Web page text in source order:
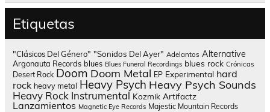
Etiquetas
"Clásicos Del Género" "Sonidos Del Ayer" Adelantos Alternative
Argonauta Records blues Blues Funeral Recordings blues rock Crónicas
Desert Rock Doom Doom Metal EP Experimental hard
rock heavy metal Heavy Psych Heavy Psych Sounds
Heavy Rock Instrumental Kozmik Artifactz
Lanzamientos Magnetic Eye Records Majestic Mountain Records